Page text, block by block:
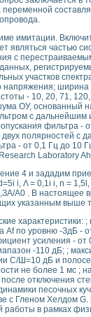
процессов с
машиниста
измерительных
движением
методом
и
фильтров
аппаратно-
мгновенных
виртуальных
и измерителя
решеток в
SPICE-
имитации.
являться частью
с
участков
ширина
- 10, 20, 71,
ОУ, основанный
с дальнейшим
фильтра -
полярностей с
- от 0,1 Гц до 10
Laboratory
4 и зададим
i, Λ = 0,1i i, n =
А0 . В настоящее
указанным выше
характеристики:
по уровню -ЗдБ -
усиления -
-110 дБ; ;
С/Ш=10 дБ и
не более 1 мс ;
отключения
песочных
с Гленом Хелдом
работы в рамках